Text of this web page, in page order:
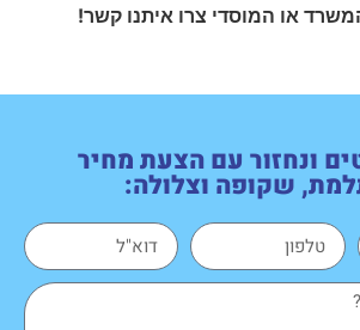
או המוסדי צרו איתנו קשר!
ונחזור עם הצעת מחיר
שקופה וצלולה: